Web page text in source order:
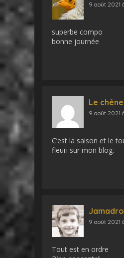
9 août 2021 à
superbe compo
bonne journée
Le
9 août 2021
C’est la saison et le
fleuri sur mon blog.
9 août 2021
Tout est en ordre